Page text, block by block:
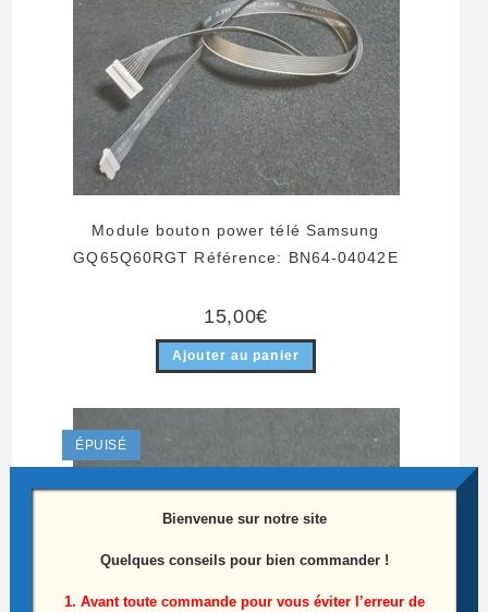
Module bouton power télé Samsung
GQ65Q60RGT Référence: BN64-04042E
15,00€
Ajouter au panier
ÉPUISÉ
Bienvenue sur notre site
Quelques conseils pour bien commander !
1. Avant toute commande pour vous éviter l’erreur de